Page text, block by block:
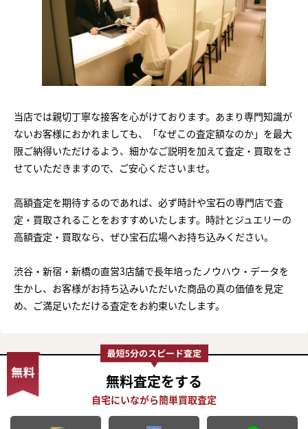
当店では親切丁寧な接客を心がけております。あまり専門知識が
ないお客様におかれましても、「なぜこの査定額なのか」を最大
限ご納得いただけるよう、細かなご説明を加えて査定・買取をさ
せていただきますので、ご安心くださいませ。
高額査定を期待するのであれば、必ず時計や宝石の専門店で査
定・買取されることをおすすめいたします。時計とジュエリーの
高額査定・買取なら、ぜひ宝石広場へお持ち込みください。
渋谷・新宿・新橋の直営3店舗で長年培ったノウハウ・データを
生かし、お客様がお持ち込みいただいた商品の真の価値を見定
め、ご満足いただける査定をお約束いたします。
無料査定をする